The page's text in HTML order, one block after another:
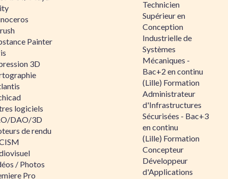
Painter
3D
logiciels
DAO/3D
de rendu
/ Photos
Pro
Technicien
Supérieur en
Conception
Industrielle de
Systèmes
Mécaniques -
Bac+2 en continu
(Lille) Formation
Administrateur
d'Infrastructures
Sécurisées - Bac+3
en continu
(Lille) Formation
Concepteur
Développeur
d'Applications